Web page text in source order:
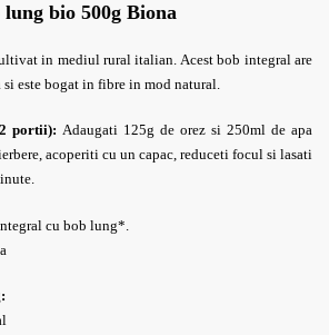
bio 500g Biona
in mediul rural italian. Acest bob integral are
este bogat in fibre in mod natural.
portii): Adaugati 125g de orez si 250ml de apa
acoperiti cu un capac, reduceti focul si lasati
cu bob lung*.